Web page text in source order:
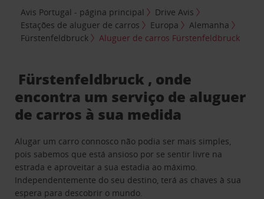
Avis Portugal - página principal
Drive Avis
Estações de aluguer de carros
Europa
Alemanha
Fürstenfeldbruck
Aluguer de carros Fürstenfeldbruck
Fürstenfeldbruck , onde
encontra um serviço de aluguer
de carros à sua medida
Alugar um carro connosco não podia ser mais simples,
pois sabemos que está ansioso por se sentir livre na
estrada e aproveitar a sua estadia ao máximo.
Independentemente do seu destino, terá as chaves à sua
espera para descobrir o mundo.